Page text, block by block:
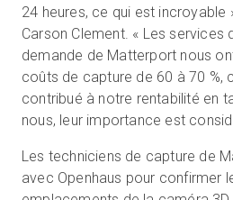
24 heures, ce qui est incroyable
Carson Clement. « Les services
demande de Matterport nous
coûts de capture de 60 à 70 %,
contribué à notre rentabilité en
nous, leur importance est
Les techniciens de capture de
avec Openhaus pour confirmer